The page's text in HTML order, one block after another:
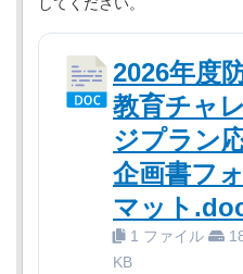
してください。
2026年度
教育チャ
ジプラン
企画書フ
マット
1 ファイル
KB